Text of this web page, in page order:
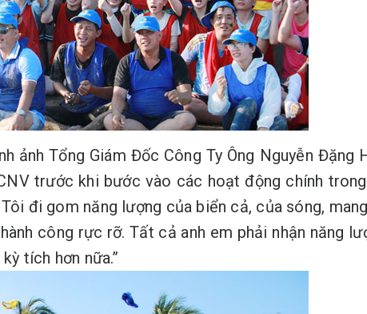
Tổng Giám Đốc Công Ty Ông Nguyễn Đặng
trước khi bước vào các hoạt động chính
đi gom năng lượng của biển cả, của sóng,
công rực rỡ. Tất cả anh em phải nhận năng
tích hơn nữa.”